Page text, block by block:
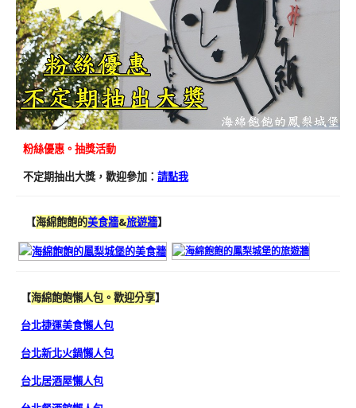
粉絲優惠。抽獎活動
不定期抽出大獎，歡迎參加： 請點我
【海綿飽飽的美食牆&旅遊牆】
【海綿飽飽懶人包。歡迎分享】
台北捷運美食懶人包
台北新北火鍋懶人包
台北居酒屋懶人包